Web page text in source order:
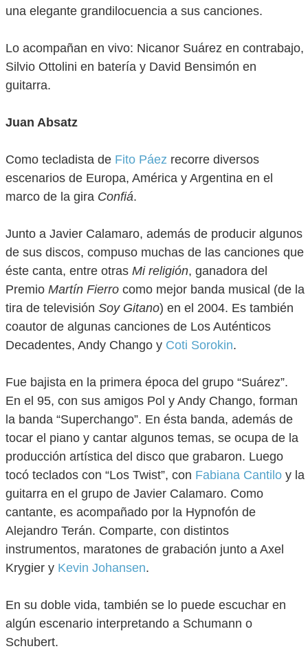
una elegante grandilocuencia a sus canciones.
Lo acompañan en vivo: Nicanor Suárez en contrabajo,
Silvio Ottolini en batería y David Bensimón en
guitarra.
Juan Absatz
Como tecladista de Fito Páez recorre diversos
escenarios de Europa, América y Argentina en el
marco de la gira Confiá.
Junto a Javier Calamaro, además de producir algunos
de sus discos, compuso muchas de las canciones que
éste canta, entre otras Mi religión, ganadora del
Premio Martín Fierro como mejor banda musical (de la
tira de televisión Soy Gitano) en el 2004. Es también
coautor de algunas canciones de Los Auténticos
Decadentes, Andy Chango y Coti Sorokin.
Fue bajista en la primera época del grupo “Suárez”.
En el 95, con sus amigos Pol y Andy Chango, forman
la banda “Superchango”. En ésta banda, además de
tocar el piano y cantar algunos temas, se ocupa de la
producción artística del disco que grabaron. Luego
tocó teclados con “Los Twist”, con Fabiana Cantilo y la
guitarra en el grupo de Javier Calamaro. Como
cantante, es acompañado por la Hypnofón de
Alejandro Terán. Comparte, con distintos
instrumentos, maratones de grabación junto a Axel
Krygier y Kevin Johansen.
En su doble vida, también se lo puede escuchar en
algún escenario interpretando a Schumann o
Schubert.